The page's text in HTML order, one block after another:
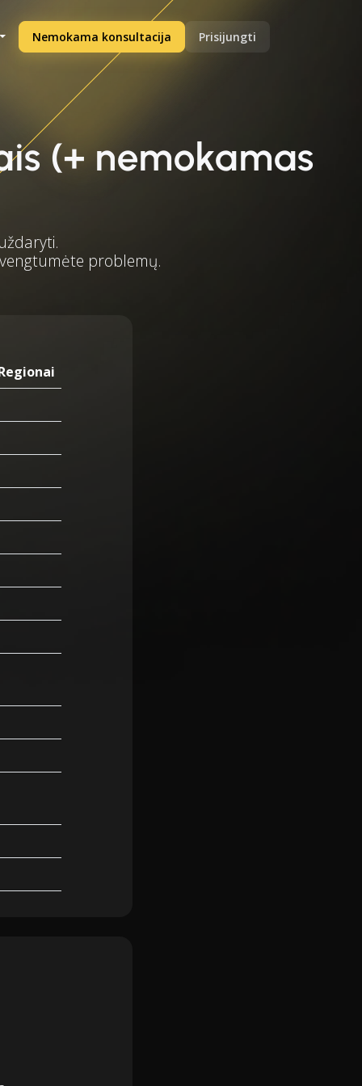
Nemokama konsultacija Prisijungti
(+ nemokamas
problemų.